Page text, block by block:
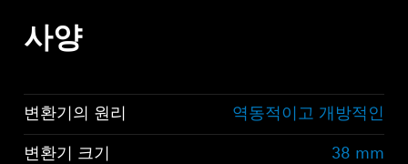
사양
변환기의 원리 역동적이고 개방적인
변환기 크기 38 mm